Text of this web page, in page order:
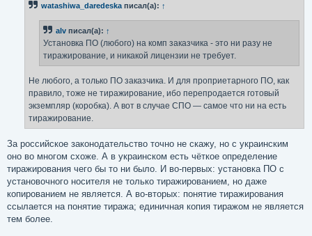
watashiwa_daredeska писал(а): ↑
alv писал(а): ↑
Установка ПО (любого) на комп заказчика - это ни разу не
тиражирование, и никакой лицензии не требует.
Не любого, а только ПО заказчика. И для проприетарного ПО, как
правило, тоже не тиражирование, ибо перепродается готовый
экземпляр (коробка). А вот в случае СПО — самое что ни на есть
тиражирование.
За российское законодательство точно не скажу, но с украинским
оно во многом схоже. А в украинском есть чёткое определение
тиражирования чего бы то ни было. И во-первых: установка ПО с
установочного носителя не только тиражированием, но даже
копированием не является. А во-вторых: понятие тиражирования
ссылается на понятие тиража; единичная копия тиражом не является
тем более.